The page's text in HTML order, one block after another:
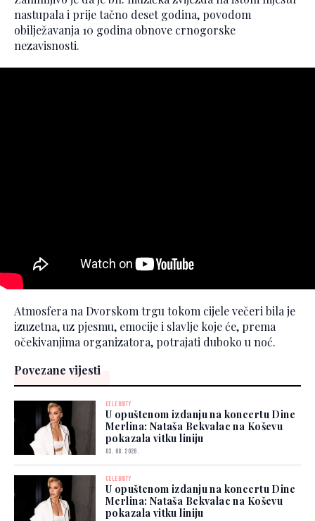
nastupala i prije tačno deset godina, povodom
obilježavanja 10 godina obnove crnogorske
nezavisnosti.
Atmosfera na Dvorskom trgu tokom cijele večeri bila je
izuzetna, uz pjesmu, emocije i slavlje koje će, prema
očekivanjima organizatora, potrajati duboko u noć.
Povezane vijesti
CELEBRITY
U opuštenom izdanju na koncertu Dine
Merlina: Nataša Bekvalac na Koševu
pokazala vitku liniju
03. 08. 2026.
CELEBRITY
U opuštenom izdanju na koncertu Dine
Merlina: Nataša Bekvalac na Koševu
pokazala vitku liniju